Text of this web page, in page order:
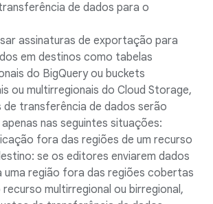
de dados para o
assinaturas de exportação para
em destinos como tabelas
do BigQuery ou buckets
ou multirregionais do Cloud Storage,
transferência de dados serão
nas seguintes situações:
fora das regiões de um recurso
se os editores enviarem dados
uma região fora das regiões cobertas
recurso multirregional ou birregional,